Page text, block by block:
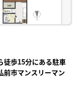
徒歩15分にある駐車
市マンスリーマン